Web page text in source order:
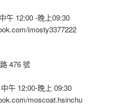
午 12:00 -晚上09:30
imosty3377222
476 號
午 12:00-晚上 09:30
moscoat.hsinchu